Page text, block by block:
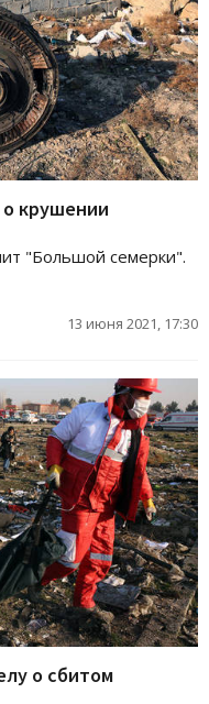
о крушении
"Большой семерки".
13 июня 2021, 17:30
о сбитом